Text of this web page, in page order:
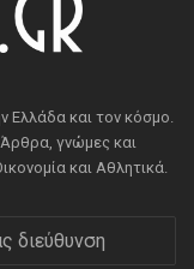
Ελλάδα και τον κόσμο.
γνώμες και
και Αθλητικά.